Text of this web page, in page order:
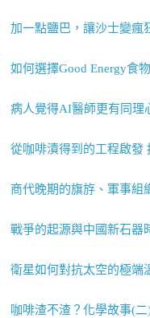
加一點鹽巴，讓沙士變瘋
如何選擇Good Energy食
病人覺得AI醫師更有同理
從咖啡漬得到的工程啟發
商代晚期的旗斿、軍事組
戰爭的起源與中國新石器
衛星如何對抗太空的極端
咖啡渣不渣？化學故事(